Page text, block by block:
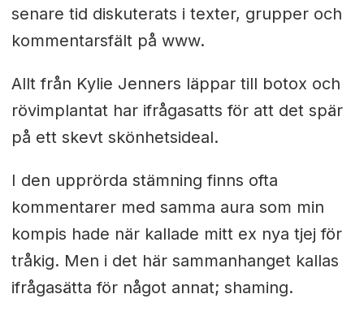
senare tid diskuterats i texter, grupper och
kommentarsfält på www.
Allt från Kylie Jenners läppar till botox och
rövimplantat har ifrågasatts för att det spär
på ett skevt skönhetsideal.
I den upprörda stämning finns ofta
kommentarer med samma aura som min
kompis hade när kallade mitt ex nya tjej för
tråkig. Men i det här sammanhanget kallas
ifrågasätta för något annat; shaming.